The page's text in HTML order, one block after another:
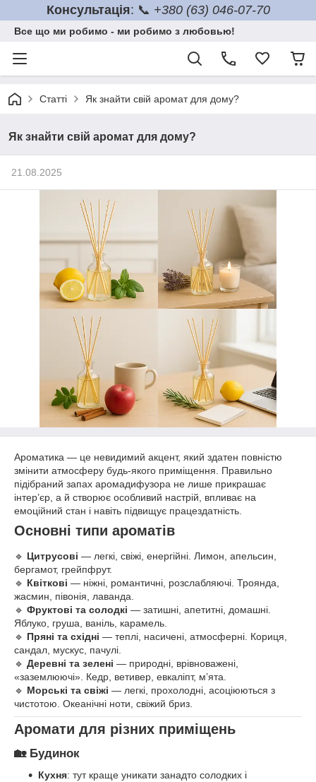
Консультація: 📞 +380 (63) 046-07-70
Все що ми робимо - ми робимо з любовью!
Статті Як знайти свій аромат для дому?
Як знайти свій аромат для дому?
21.08.2025
Ароматика — це невидимий акцент, який здатен повністю
змінити атмосферу будь-якого приміщення. Правильно
підібраний запах аромадифузора не лише прикрашає
інтер’єр, а й створює особливий настрій, впливає на
емоційний стан і навіть підвищує працездатність.
Основні типи ароматів
🔹 Цитрусові — легкі, свіжі, енергійні. Лимон, апельсин,
бергамот, грейпфрут.
🔹 Квіткові — ніжні, романтичні, розслабляючі. Троянда,
жасмин, півонія, лаванда.
🔹 Фруктові та солодкі — затишні, апетитні, домашні.
Яблуко, груша, ваніль, карамель.
🔹 Пряні та східні — теплі, насичені, атмосферні. Кориця,
сандал, мускус, пачулі.
🔹 Деревні та зелені — природні, врівноважені,
«заземлюючі». Кедр, ветивер, евкаліпт, м’ята.
🔹 Морські та свіжі — легкі, прохолодні, асоціюються з
чистотою. Океанічні ноти, свіжий бриз.
Аромати для різних приміщень
🏡 Будинок
Кухня: тут краще уникати занадто солодких і